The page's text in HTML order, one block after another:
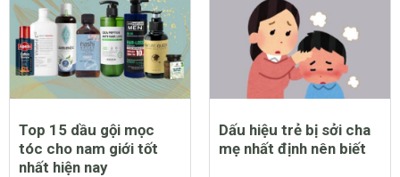
Top 15 dầu gội mọc
tóc cho nam giới tốt
nhất hiện nay
Dấu hiệu trẻ bị sởi cha
mẹ nhất định nên biết